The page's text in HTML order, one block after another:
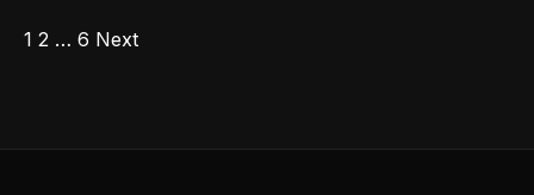
POSTS
1 2 … 6 Next